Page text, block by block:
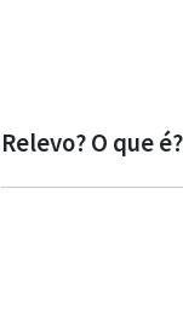
Relevo? O que